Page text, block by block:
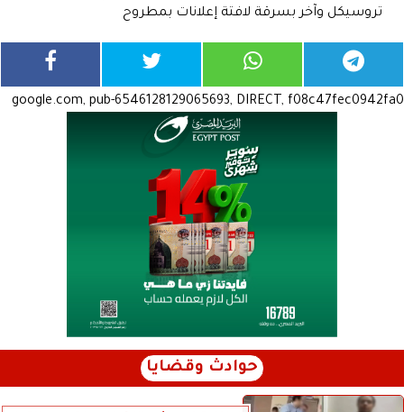
تروسيكل وآخر بسرقة لافتة إعلانات بمطروح
google.com, pub-6546128129065693, DIRECT, f08c47fec0942fa0
حوادث وقضايا